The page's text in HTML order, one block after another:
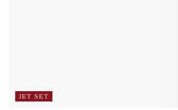
JET SET